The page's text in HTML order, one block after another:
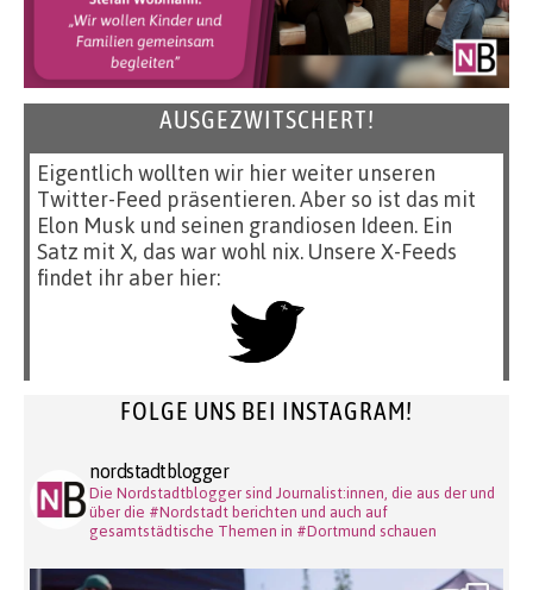
AUSGEZWITSCHERT!
Eigentlich wollten wir hier weiter unseren
Twitter-Feed präsentieren. Aber so ist das mit
Elon Musk und seinen grandiosen Ideen. Ein
Satz mit X, das war wohl nix. Unsere X-Feeds
findet ihr aber hier:
FOLGE UNS BEI INSTAGRAM!
nordstadtblogger
Die Nordstadtblogger sind Journalist:innen, die aus der und
über die #Nordstadt berichten und auch auf
gesamtstädtische Themen in #Dortmund schauen